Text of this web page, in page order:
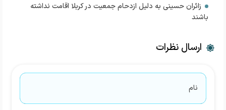
زائران حسینی به دلیل ازدحام جمعیت در کربلا اقامت نداشته
باشند
ارسال نظرات